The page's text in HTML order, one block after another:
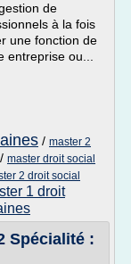
de
à la fois
une fonction de
ou...
/ master 2
/ master droit social
2 droit social
1 droit
Spécialité :